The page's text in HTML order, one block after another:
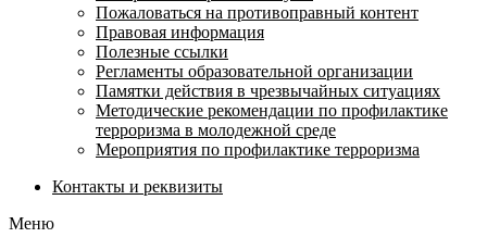
Пожаловаться на противоправный контент
Правовая информация
Полезные ссылки
Регламенты образовательной организации
Памятки действия в чрезвычайных ситуациях
Методические рекомендации по профилактике
терроризма в молодежной среде
Мероприятия по профилактике терроризма
Контакты и реквизиты
Меню